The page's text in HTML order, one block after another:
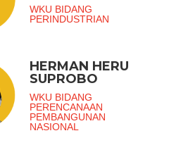
WKU BIDANG
PERINDUSTRIAN
HERMAN HERU
SUPROBO
WKU BIDANG
PERENCANAAN
PEMBANGUNAN
NASIONAL